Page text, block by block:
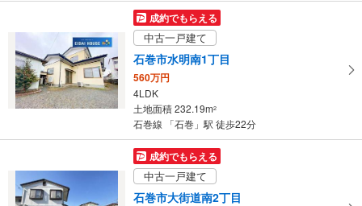
成約でもらえる
中古一戸建て
石巻市水明南1丁目
560万円
4LDK
土地面積 232.19m2
石巻線 「石巻」駅 徒歩22分
成約でもらえる
中古一戸建て
石巻市大街道南2丁目